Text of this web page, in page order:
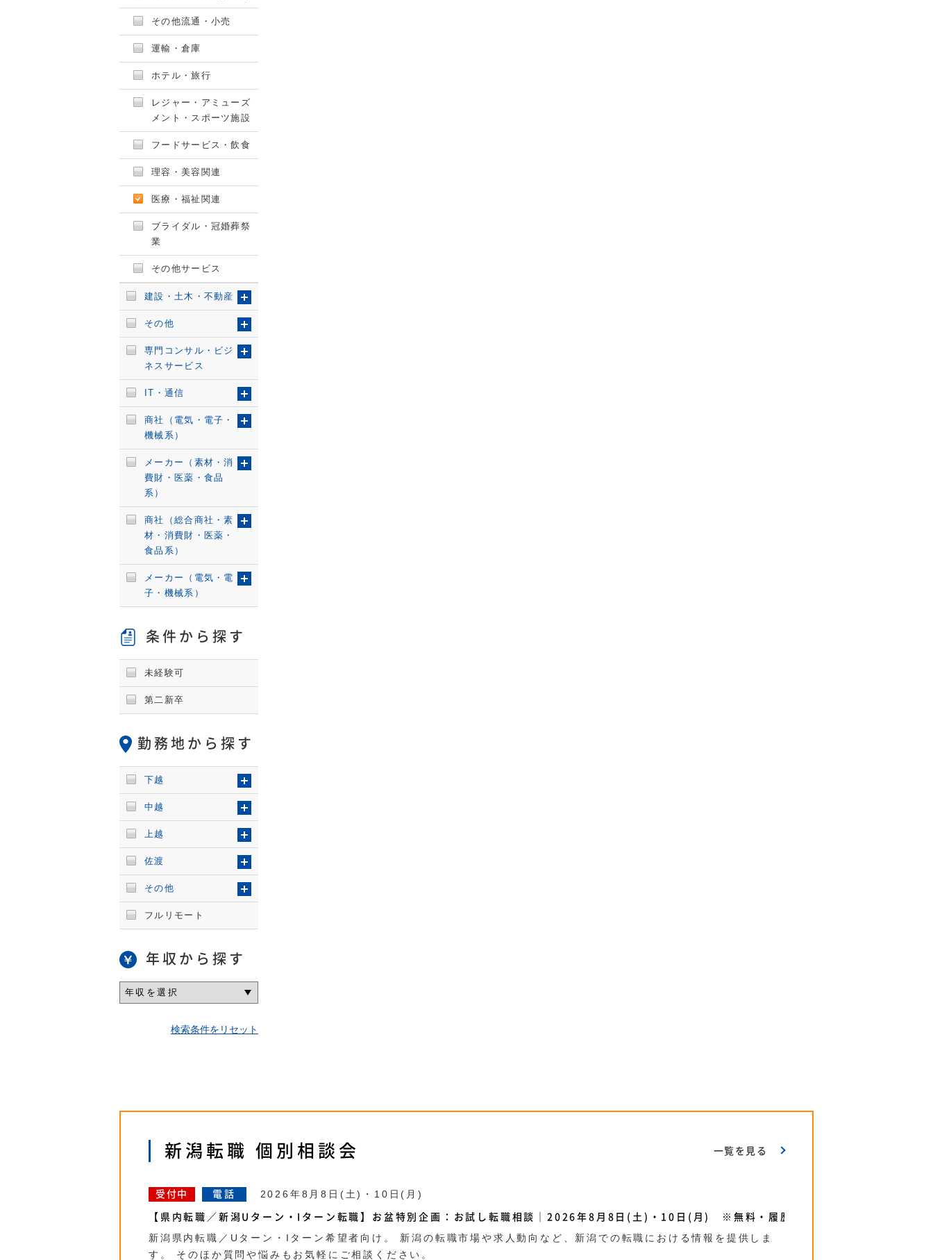
その他流通・小売
運輸・倉庫
ホテル・旅行
レジャー・アミューズ
メント・スポーツ施設
フードサービス・飲食
理容・美容関連
医療・福祉関連
ブライダル・冠婚葬祭
業
その他サービス
建設・土木・不動産
その他
専門コンサル・ビジ
ネスサービス
IT・通信
商社（電気・電子・
機械系）
メーカー（素材・消
費財・医薬・食品
系）
商社（総合商社・素
材・消費財・医薬・
食品系）
メーカー（電気・電
子・機械系）
条件から探す
未経験可
第二新卒
勤務地から探す
下越
中越
上越
佐渡
その他
フルリモート
年収から探す
検索条件をリセット
新潟転職 個別相談会 一覧を見る
受付中 電話 2026年8月8日(土)・10日(月)
【県内転職／新潟Uターン・Iターン転職】お盆特別企画：お試し転職相談｜2026年8月8日(土)・10日(月) ※無料・履歴書不要
新潟県内転職／Uターン・Iターン希望者向け。 新潟の転職市場や求人動向など、新潟での転職における情報を提供しま
す。 そのほか質問や悩みもお気軽にご相談ください。